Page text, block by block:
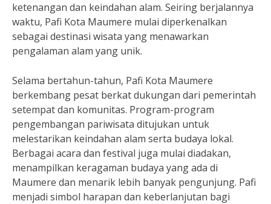
ketenangan dan keindahan alam. Seiring berjalannya
waktu, Pafi Kota Maumere mulai diperkenalkan
sebagai destinasi wisata yang menawarkan
pengalaman alam yang unik.
Selama bertahun-tahun, Pafi Kota Maumere
berkembang pesat berkat dukungan dari pemerintah
setempat dan komunitas. Program-program
pengembangan pariwisata ditujukan untuk
melestarikan keindahan alam serta budaya lokal.
Berbagai acara dan festival juga mulai diadakan,
menampilkan keragaman budaya yang ada di
Maumere dan menarik lebih banyak pengunjung. Pafi
menjadi simbol harapan dan keberlanjutan bagi